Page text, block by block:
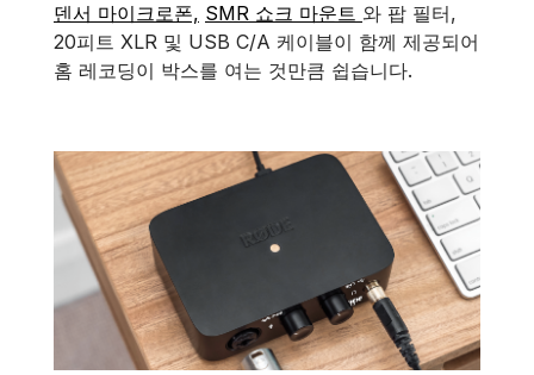
덴서 마이크로폰, SMR 쇼크 마운트 와 팝 필터,
20피트 XLR 및 USB C/A 케이블이 함께 제공되어
홈 레코딩이 박스를 여는 것만큼 쉽습니다.